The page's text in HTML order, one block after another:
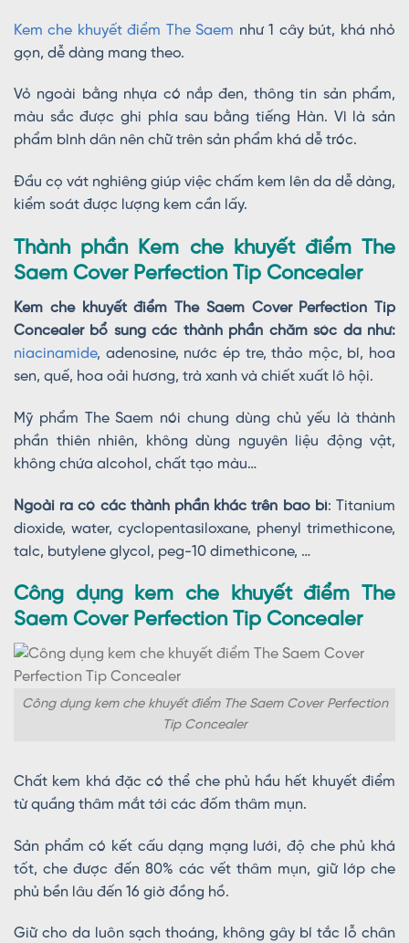
Kem che khuyết điểm The Saem như 1 cây bút, khá nhỏ
gọn, dễ dàng mang theo.
Vỏ ngoài bằng nhựa có nắp đen, thông tin sản phẩm,
màu sắc được ghi phía sau bằng tiếng Hàn. Vì là sản
phẩm bình dân nên chữ trên sản phẩm khá dễ tróc.
Đầu cọ vát nghiêng giúp việc chấm kem lên da dễ dàng,
kiểm soát được lượng kem cần lấy.
Thành phần Kem che khuyết điểm The
Saem Cover Perfection Tip Concealer
Kem che khuyết điểm The Saem Cover Perfection Tip
Concealer bổ sung các thành phần chăm sóc da như:
niacinamide, adenosine, nước ép tre, thảo mộc, bí, hoa
sen, quế, hoa oải hương, trà xanh và chiết xuất lô hội.
Mỹ phẩm The Saem nói chung dùng chủ yếu là thành
phần thiên nhiên, không dùng nguyên liệu động vật,
không chứa alcohol, chất tạo màu…
Ngoài ra có các thành phần khác trên bao bì: Titanium
dioxide, water, cyclopentasiloxane, phenyl trimethicone,
talc, butylene glycol, peg-10 dimethicone, …
Công dụng kem che khuyết điểm The
Saem Cover Perfection Tip Concealer
Công dụng kem che khuyết điểm The Saem Cover Perfection
Tip Concealer
Chất kem khá đặc có thể che phủ hầu hết khuyết điểm
từ quầng thâm mắt tới các đốm thâm mụn.
Sản phẩm có kết cấu dạng mạng lưới, độ che phủ khá
tốt, che được đến 80% các vết thâm mụn, giữ lớp che
phủ bền lâu đến 16 giờ đồng hồ.
Giữ cho da luôn sạch thoáng, không gây bí tắc lỗ chân